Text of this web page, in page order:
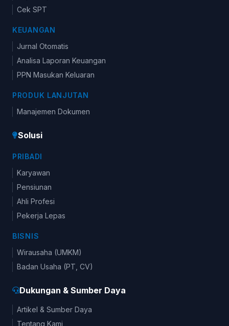
Cek SPT
KEUANGAN
Jurnal Otomatis
Analisa Laporan Keuangan
PPN Masukan Keluaran
PRODUK LANJUTAN
Manajemen Dokumen
Solusi
PRIBADI
Karyawan
Pensiunan
Ahli Profesi
Pekerja Lepas
BISNIS
Wirausaha (UMKM)
Badan Usaha (PT, CV)
Dukungan & Sumber Daya
Artikel & Sumber Daya
Tentang Kami